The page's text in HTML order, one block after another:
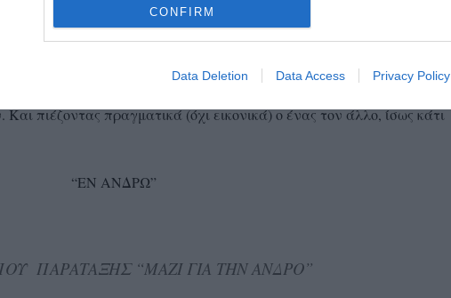
CONFIRM
Data Deletion Data Access Privacy Policy
many chiefs and not enough Indians”!!!
αξιολογώντας την μέχρι τώρα αποικοδομιτική διοίκηση, την
και το μετέωρο και συχνά αμήχανο ακροατήριο τους. Αυτά με
πιέζοντας πραγματικά (όχι εικονικά) ο ένας τον άλλο, ίσως κάτι
“ΕΝ ΑΝΔΡΩ”
ΠΑΡΑΤΑΞΗΣ “ΜΑΖΙ ΓΙΑ ΤΗΝ ΑΝΔΡΟ”